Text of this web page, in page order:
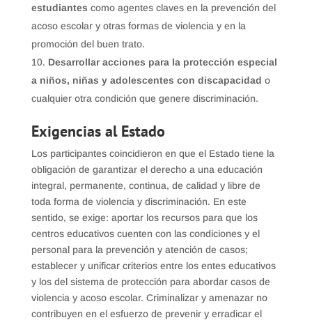
estudiantes como agentes claves en la prevención del
acoso escolar y otras formas de violencia y en la
promoción del buen trato.
Desarrollar acciones para la protección especial
a niños, niñas y adolescentes con discapacidad o
cualquier otra condición que genere discriminación.
Exigencias al Estado
Los participantes coincidieron en que el Estado tiene la
obligación de garantizar el derecho a una educación
integral, permanente, continua, de calidad y libre de
toda forma de violencia y discriminación. En este
sentido, se exige: aportar los recursos para que los
centros educativos cuenten con las condiciones y el
personal para la prevención y atención de casos;
establecer y unificar criterios entre los entes educativos
y los del sistema de protección para abordar casos de
violencia y acoso escolar. Criminalizar y amenazar no
contribuyen en el esfuerzo de prevenir y erradicar el